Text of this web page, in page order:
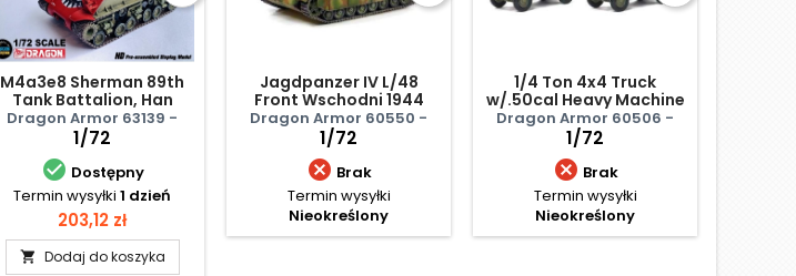
M4a3e8 Sherman 89th
Tank Battalion, Han
River, Korea 1951
Dragon Armor 63139 -
1/72
 Dostępny
Termin wysyłki 1 dzień
Cena
203,12 zł
 Dodaj do koszyka
Jagdpanzer IV L/48
Front Wschodni 1944
Dragon Armor 60550 -
1/72
 Brak
Termin wysyłki
Nieokreślony
1/4 Ton 4x4 Truck
w/.50cal Heavy Machine
Gun (Twin Pack)
Dragon Armor 60506 -
1/72
 Brak
Termin wysyłki
Nieokreślony